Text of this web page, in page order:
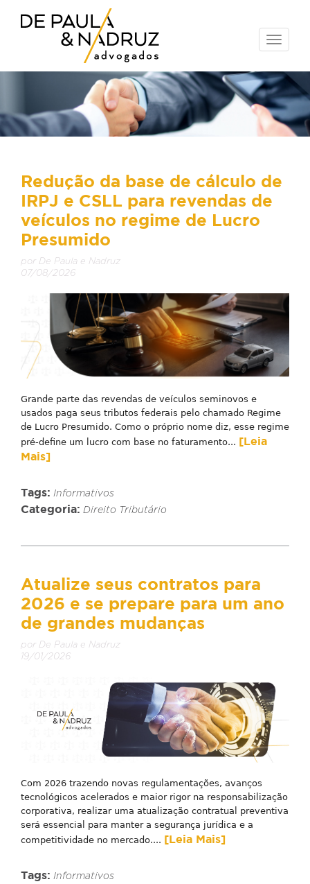
Toggle
Redução da base de cálculo de
IRPJ e CSLL para revendas de
veículos no regime de Lucro
Presumido
por De Paula e Nadruz
07/08/2026
Grande parte das revendas de veículos seminovos e
usados paga seus tributos federais pelo chamado Regime
de Lucro Presumido. Como o próprio nome diz, esse regime
pré-define um lucro com base no faturamento... [Leia
Mais]
Tags: Informativos
Categoria: Direito Tributário
Atualize seus contratos para
2026 e se prepare para um ano
de grandes mudanças
por De Paula e Nadruz
19/01/2026
Com 2026 trazendo novas regulamentações, avanços
tecnológicos acelerados e maior rigor na responsabilização
corporativa, realizar uma atualização contratual preventiva
será essencial para manter a segurança jurídica e a
competitividade no mercado.... [Leia Mais]
Tags: Informativos